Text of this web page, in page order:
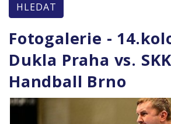
HLEDAT
Fotogalerie -
Dukla Praha vs.
Handball Brno